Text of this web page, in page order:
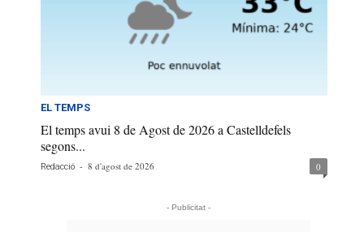
EL TEMPS
El temps avui 8 de Agost de 2026 a Castelldefels
segons...
Redacció - 8 d'agost de 2026 0
- Publicitat -